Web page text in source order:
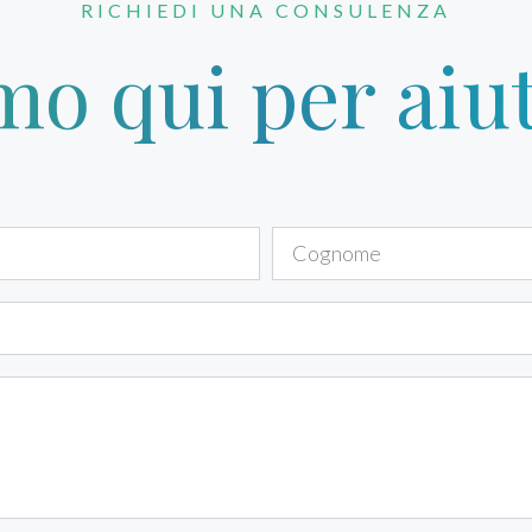
RICHIEDI UNA CONSULENZA
qui per